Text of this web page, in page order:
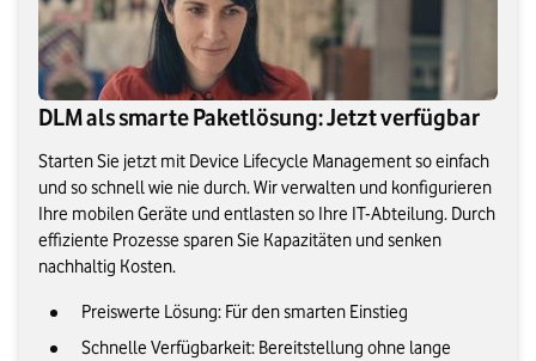
DLM als smarte Paketlösung: Jetzt verfügbar
Starten Sie jetzt mit Device Lifecycle Management so einfach
und so schnell wie nie durch. Wir verwalten und konfigurieren
Ihre mobilen Geräte und entlasten so Ihre IT-Abteilung. Durch
effiziente Prozesse sparen Sie Kapazitäten und senken
nachhaltig Kosten.
Preiswerte Lösung: Für den smarten Einstieg
Schnelle Verfügbarkeit: Bereitstellung ohne lange